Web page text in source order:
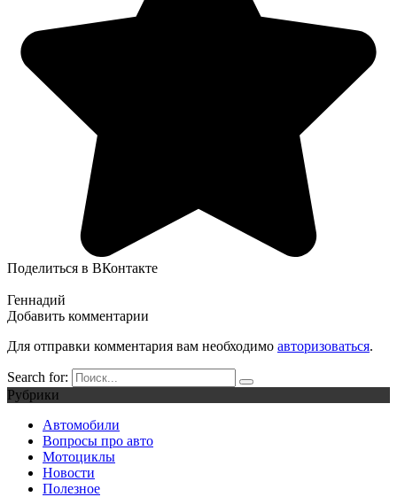
Поделиться в ВКонтакте
Геннадий
Добавить комментарии
Для отправки комментария вам необходимо авторизоваться.
Search for:
Рубрики
Автомобили
Вопросы про авто
Мотоциклы
Новости
Полезное